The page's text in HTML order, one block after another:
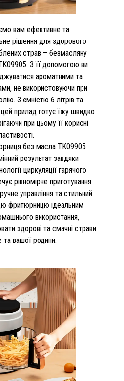
вам ефективне та
рішення для здорового
страв – безмасляну
З її допомогою ви
ароматними та
не використовуючи при
З ємністю 6 літрів та
прилад готує їжу швидко
при цьому її корисні
без масла TK09905
результат завдяки
циркуляції гарячого
рівномірне приготування
управління та стильний
фритюрницю ідеальним
використання,
здорові та смачні страви
та вашої родини.